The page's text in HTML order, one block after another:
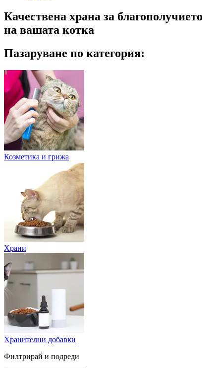
Качествена храна за благополучието
на вашата котка
Пазаруване по категория:
Козметика и грижа
Храни
Хранителни добавки
Филтрирай и подреди